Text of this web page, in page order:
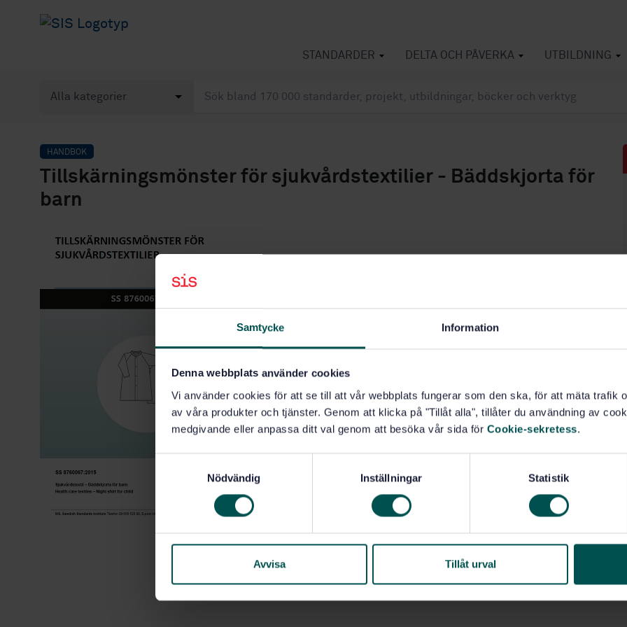
Samtycke Information
Denna webbplats använder cookies
Vi använder cookies för att se till att vår webbplats fungerar som den ska, för att mäta trafik
av våra produkter och tjänster. Genom att klicka på "Tillåt alla", tillåter du användning av
medgivande eller anpassa ditt val genom att besöka vår sida för Cookie-sekretess.
t
s
Nödvändig Inställningar Statistik
Avvisa Tillåt urval
STANDARDER DELTA OCH PÅVERKA UTBILDNING
HANDBOK
Tillskärningsmönster för sjukvårdstextilier - Bäddskjorta för
barn